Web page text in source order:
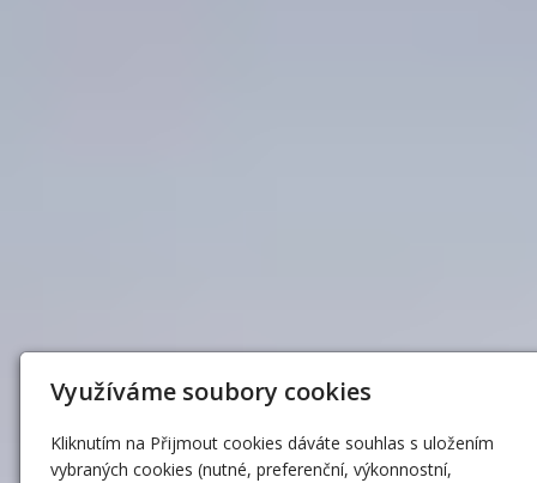
Využíváme soubory cookies
Kliknutím na Přijmout cookies dáváte souhlas s uložením
vybraných cookies (nutné, preferenční, výkonnostní,